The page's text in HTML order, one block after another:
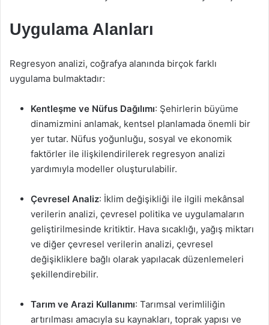
Uygulama Alanları
Regresyon analizi, coğrafya alanında birçok farklı
uygulama bulmaktadır:
Kentleşme ve Nüfus Dağılımı: Şehirlerin büyüme
dinamizmini anlamak, kentsel planlamada önemli bir
yer tutar. Nüfus yoğunluğu, sosyal ve ekonomik
faktörler ile ilişkilendirilerek regresyon analizi
yardımıyla modeller oluşturulabilir.
Çevresel Analiz: İklim değişikliği ile ilgili mekânsal
verilerin analizi, çevresel politika ve uygulamaların
geliştirilmesinde kritiktir. Hava sıcaklığı, yağış miktarı
ve diğer çevresel verilerin analizi, çevresel
değişikliklere bağlı olarak yapılacak düzenlemeleri
şekillendirebilir.
Tarım ve Arazi Kullanımı: Tarımsal verimliliğin
artırılması amacıyla su kaynakları, toprak yapısı ve